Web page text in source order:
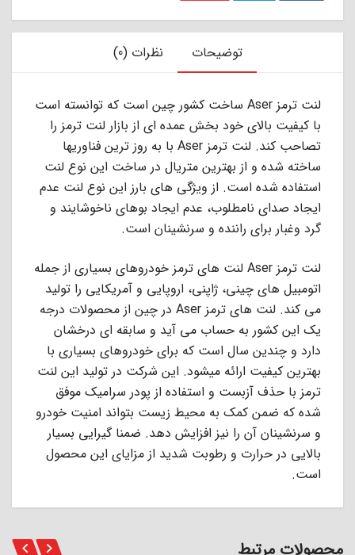
توضیحات نظرات (0)
لنت ترمز Aser ساخت کشور چین است که توانسته است
با کیفیت بالای خود بخش عمده ای از بازار لنت ترمز را
تصاحب کند. لنت ترمز Aser با به روز ترین فناوریها
ساخته شده و از بهترین متریال در ساخت این نوع لنت
استفاده شده است. از ویژگی های بارز این نوع لنت عدم
ایجاد صدای نامطلوب، عدم ایجاد بوهای ناخوشایند و
گرد وغبار برای راننده و سرنشینان است.
لنت ترمز Aser لنت های ترمز خودروهای بسیاری از جمله
اتومبیل های چینی، ژاپنی، اروپایی و آمریکایی را تولید
می کند. لنت های ترمز Aser در چین از محصولات درجه
یک این کشور به حساب می آید و سابقه ای درخشان
دارد و چندین سال است که برای خودروهای بسیاری با
بهترین کیفیت ارائه میشود. این شرکت در تولید این لنت
ترمز با حذف آزبست و استفاده از پودر سرامیک موفق
شده که ضمن کمک به محیط زیست بتواند امنیت خودرو
و سرنشینان آن را نیز افزایش دهد. ضمنا گیرایی بسیار
بالایی در حرارت و رطوبت شدید از مزایای این محصول
است.
محصولات مرتبط